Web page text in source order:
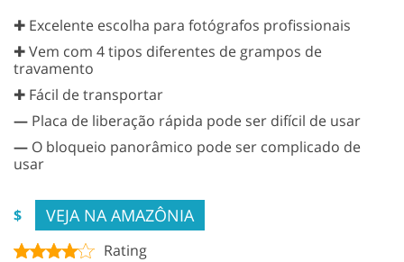
✚ Excelente escolha para fotógrafos profissionais
✚ Vem com 4 tipos diferentes de grampos de
travamento
✚ Fácil de transportar
— Placa de liberação rápida pode ser difícil de usar
— O bloqueio panorâmico pode ser complicado de
usar
$ VEJA NA AMAZÔNIA
Rating